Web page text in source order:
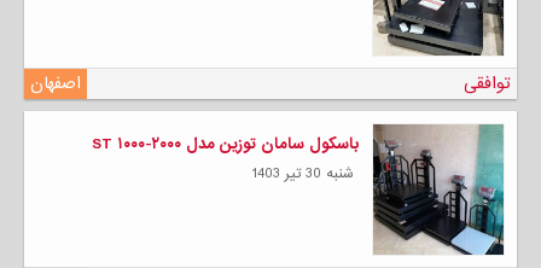
اصفهان توافقی
باسکول سامان توزین مدل ST ۱۰۰۰-۲۰۰۰
شنبه 30 تیر 1403